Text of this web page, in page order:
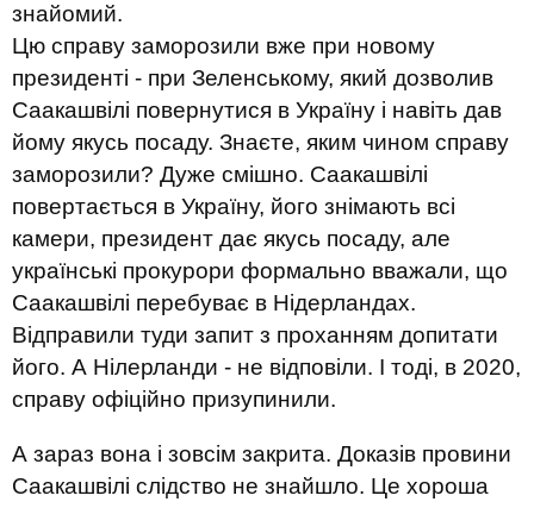
знайомий.
Цю справу заморозили вже при новому
президенті - при Зеленському, який дозволив
Саакашвілі повернутися в Україну і навіть дав
йому якусь посаду. Знаєте, яким чином справу
заморозили? Дуже смішно. Саакашвілі
повертається в Україну, його знімають всі
камери, президент дає якусь посаду, але
українські прокурори формально вважали, що
Саакашвілі перебуває в Нідерландах.
Відправили туди запит з проханням допитати
його. А Нілерланди - не відповіли. І тоді, в 2020,
справу офіційно призупинили.
А зараз вона і зовсім закрита. Доказів провини
Саакашвілі слідство не знайшло. Це хороша